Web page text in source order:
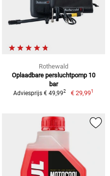
Rothewald
Oplaadbare persluchtpomp 10
bar
Adviesprijs € 49,992 € 29,991